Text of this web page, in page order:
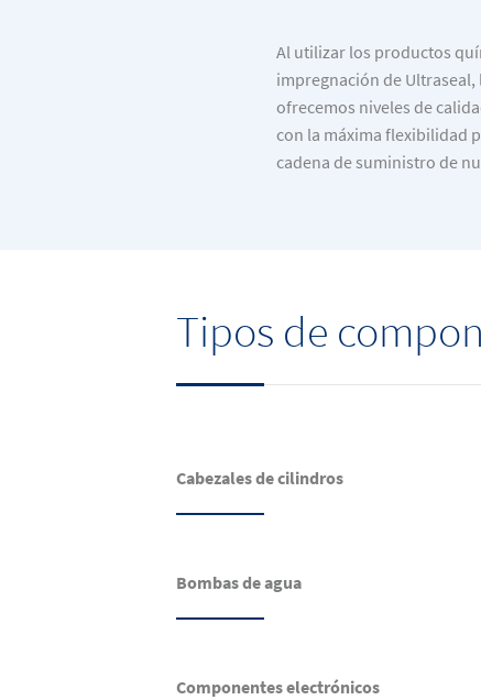
Al utilizar los productos
impregnación de
ofrecemos niveles de
con la máxima flexibilidad
cadena de suministro de
Tipos de
Cabezales de cilindros
Bombas de agua
Componentes electrónicos